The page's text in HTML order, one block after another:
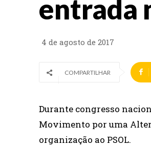
entrada
4 de agosto de 2017
COMPARTILHAR
Durante congresso
Movimento por uma
organização ao PSOL.